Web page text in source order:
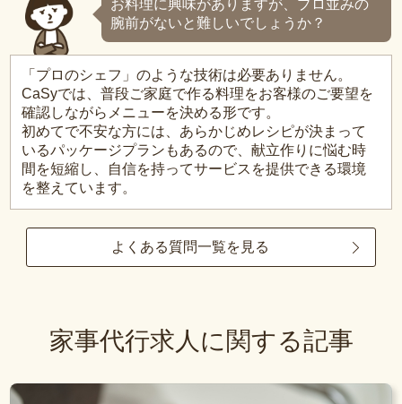
お料理に興味がありますが、プロ並みの
腕前がないと難しいでしょうか？
「プロのシェフ」のような技術は必要ありません。
CaSyでは、普段ご家庭で作る料理をお客様のご要望を
確認しながらメニューを決める形です。
初めてで不安な方には、あらかじめレシピが決まって
いるパッケージプランもあるので、献立作りに悩む時
間を短縮し、自信を持ってサービスを提供できる環境
を整えています。
よくある質問一覧を見る
家事代行求人に関する記事